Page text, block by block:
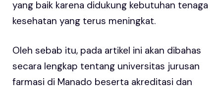
yang baik karena didukung kebutuhan tenaga
kesehatan yang terus meningkat.
Oleh sebab itu, pada artikel ini akan dibahas
secara lengkap tentang universitas jurusan
farmasi di Manado beserta akreditasi dan